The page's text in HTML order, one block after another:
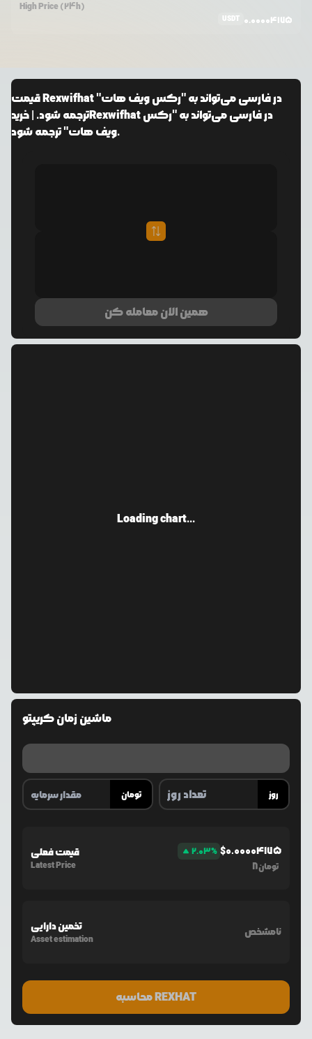
High Price (24h)
USDT 0.00004175
Rexwifhat در فارسی می‌تواند به "رکس ویف هات"
ترجمه شود. | خرید
Rexwifhat در فارسی می‌تواند به "رکس
ویف هات" ترجمه شود.
همین الان معامله کن
Loading chart...
ماشین زمان کریپتو
تومان روز
قیمت فعلی
Latest Price
2.03% $0.00004175
8تومان
تخمین دارایی
Asset estimation
نامشخص
محاسبه REXHAT